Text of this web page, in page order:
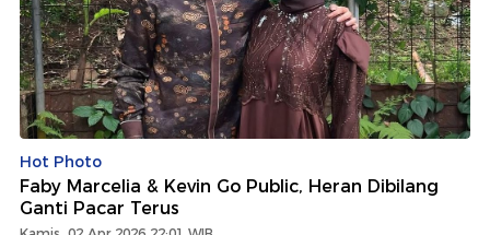
Hot Photo
Faby Marcelia & Kevin Go Public, Heran Dibilang
Ganti Pacar Terus